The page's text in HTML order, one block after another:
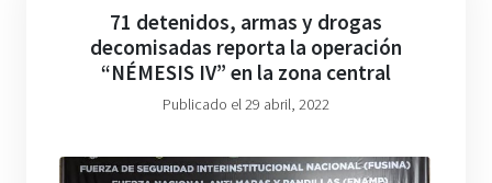
71 detenidos, armas y drogas
decomisadas reporta la operación
“NÉMESIS IV” en la zona central
Publicado el 29 abril, 2022